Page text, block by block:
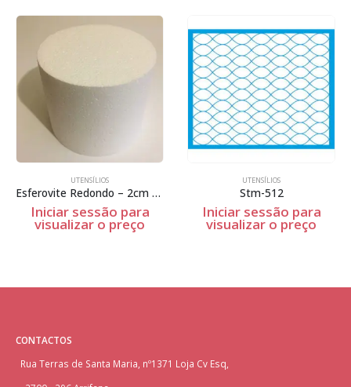
UTENSÍLIOS
Esferovite Redondo – 2cm Espessura
Iniciar sessão para
visualizar o preço
UTENSÍLIOS
Stm-512
Iniciar sessão para
visualizar o preço
CONTACTOS
Rua Terras de Santa Maria, nº1371 Loja Cv Esq,